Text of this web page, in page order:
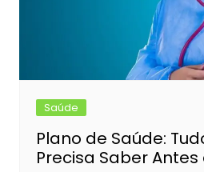
Saúde
Plano de Saúde:
Precisa Saber